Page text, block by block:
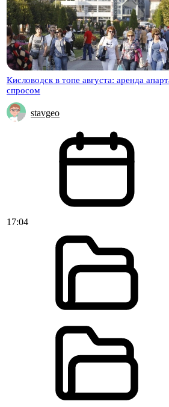
Кисловодск в топе августа: аренда
спросом
stavgeo
17:04